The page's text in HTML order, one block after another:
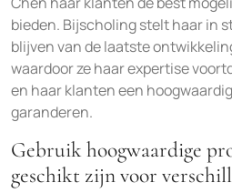
bieden. Bijscholing stelt haar in
blijven van de laatste
waardoor ze haar expertise
en haar klanten een
garanderen.
Gebruik hoogwaardige
geschikt zijn voor